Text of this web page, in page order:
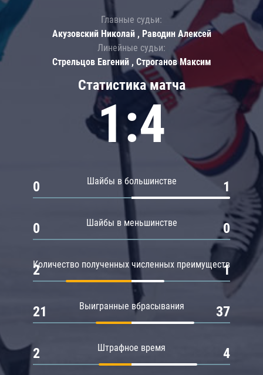
Статистика матча
1:4
Шайбы в большинстве
0 1
Шайбы в меньшинстве
0 0
Количество полученных численных преимуществ
2 1
Выигранные вбрасывания
21 37
Штрафное время
2 4
Главные судьи:
Акузовский Николай , Раводин Алексей
Линейные судьи:
Стрельцов Евгений , Строганов Максим